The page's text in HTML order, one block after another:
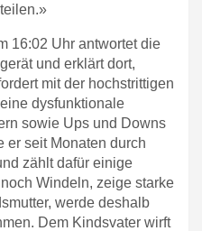
16:02 Uhr antwortet die
und erklärt dort,
mit der hochstrittigen
dysfunktionale
sowie Ups und Downs
er seit Monaten durch
zählt dafür einige
Windeln, zeige starke
werde deshalb
Dem Kindsvater wirft